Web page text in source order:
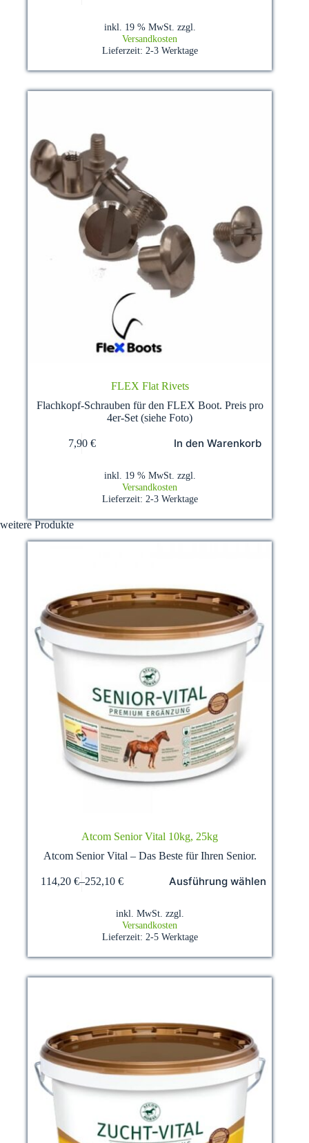
inkl. 19 % MwSt. zzgl.
Versandkosten
Lieferzeit: 2-3 Werktage
FLEX Flat Rivets
Flachkopf-Schrauben für den FLEX Boot. Preis pro
4er-Set (siehe Foto)
7,90 € In den Warenkorb
inkl. 19 % MwSt. zzgl.
Versandkosten
Lieferzeit: 2-3 Werktage
weitere Produkte
Atcom Senior Vital 10kg, 25kg
Atcom Senior Vital – Das Beste für Ihren Senior.
114,20 €–252,10 € Ausführung wählen
Produkt
Optionen
inkl. MwSt. zzgl.
Versandkosten
Lieferzeit: 2-5 Werktage